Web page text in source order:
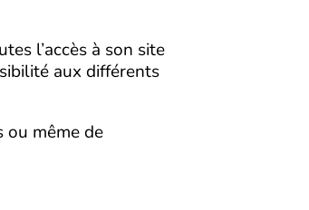
l’accès à son site
aux différents
ou même de